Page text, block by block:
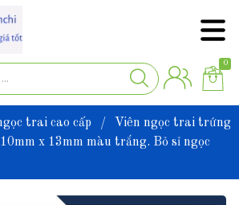
0
trai cao cấp /
Viên ngọc trai trứng
x 13mm màu trắng. Bỏ sỉ ngọc